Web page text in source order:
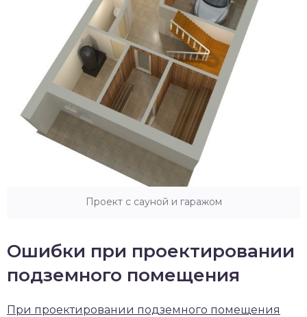
Проект с сауной и гаражом
Ошибки при проектировании
подземного помещения
При проектировании подземного помещения